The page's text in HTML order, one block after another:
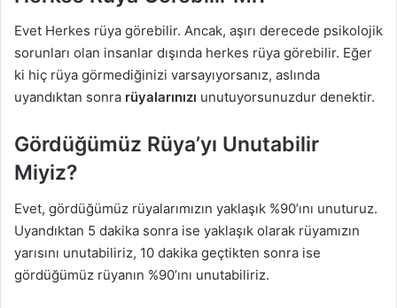
Evet Herkes rüya görebilir. Ancak, aşırı derecede psikolojik
sorunları olan insanlar dışında herkes rüya görebilir. Eğer
ki hiç rüya görmediğinizi varsayıyorsanız, aslında
uyandıktan sonra rüyalarınızı unutuyorsunuzdur denektir.
Gördüğümüz Rüya’yı Unutabilir
Miyiz?
Evet, gördüğümüz rüyalarımızın yaklaşık %90’ını unuturuz.
Uyandıktan 5 dakika sonra ise yaklaşık olarak rüyamızın
yarısını unutabiliriz, 10 dakika geçtikten sonra ise
gördüğümüz rüyanın %90’ını unutabiliriz.